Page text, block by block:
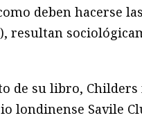
deben hacerse
resultan
de su libro,
londinense Savile